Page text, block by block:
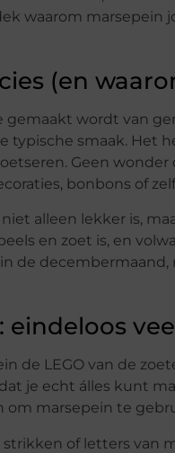
waarom
(en
gemaakt wordt van
typische smaak. Het
Geen
bonbons of
alleen lekker is,
en zoet is, en
de
eindeloos
de LEGO van de
je echt álles kunt
om marsepein te
of letters van